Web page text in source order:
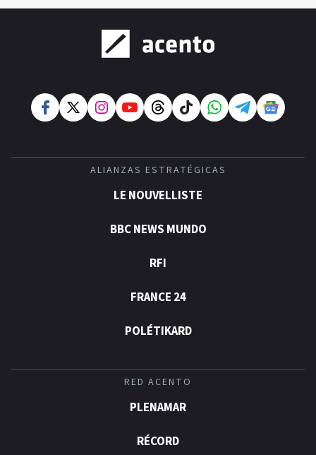
ALIANZAS ESTRATÉGICAS
LE NOUVELLISTE
BBC NEWS MUNDO
RFI
FRANCE 24
POLÉTIKARD
RED ACENTO
PLENAMAR
RÉCORD